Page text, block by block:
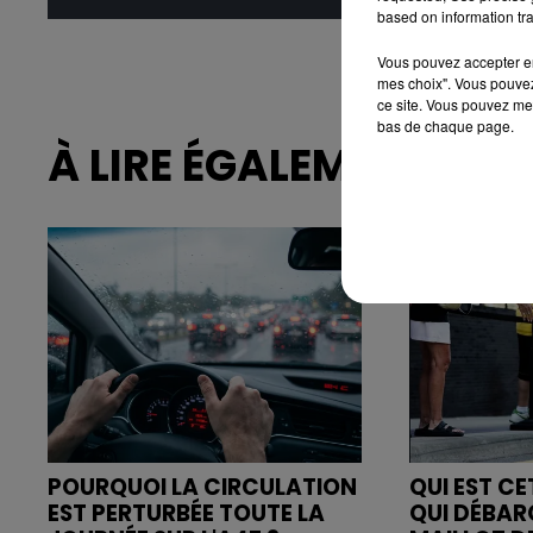
À LIRE ÉGALEMENT
POURQUOI LA CIRCULATION
EST PERTURBÉE TOUTE LA
QUI EST
QUI
based on information
Vous pouvez accepter
mes choix". Vous
ce site. Vous pouvez
bas de chaque page.